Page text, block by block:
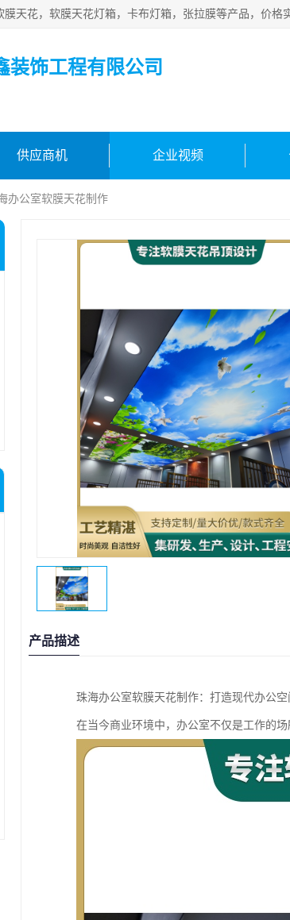
装饰工程有限公司
供应商机 企业视频
办公室软膜天花制作
产品描述
珠海办公室软膜天花制作：打造现代办公
在当今商业环境中，办公室不仅是工作的